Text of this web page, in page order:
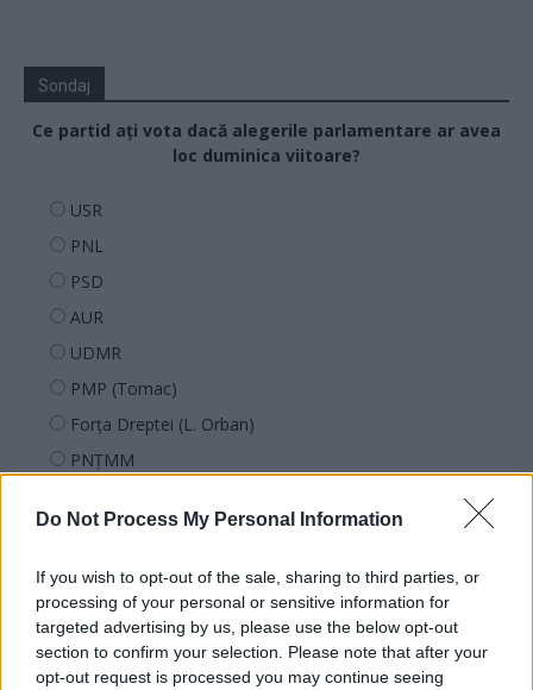
Do Not Process My Personal Information
If you wish to opt-out of the sale, sharing to third parties, or
processing of your personal or sensitive information for
targeted advertising by us, please use the below opt-out
section to confirm your selection. Please note that after your
opt-out request is processed you may continue seeing
Sondaj
Ce partid ați vota dacă alegerile parlamentare ar avea
loc duminica viitoare?
USR
PNL
PSD
AUR
UDMR
PMP (Tomac)
Forța Dreptei (L. Orban)
PNȚMM
SENS
SOS (Șoșoacă)
POT (Gavrilă)
PACE (Peia)
Acțiunea Conservatoare (Târziu)